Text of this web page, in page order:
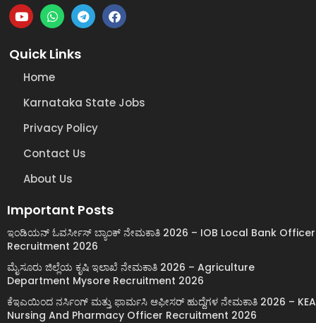
Quick Links
Home
Karnataka State Jobs
Privacy Policy
Contact Us
About Us
Important Posts
ಇಂಡಿಯನ್ ಓವರ್ಸೀಸ್ ಬ್ಯಾಂಕ್ ನೇಮಕಾತಿ 2026 – IOB Local Bank Officer
Recruitment 2026
ಮೈಸೂರು ಜಿಲ್ಲೆಯ ಕೃಷಿ ಇಲಾಖೆ ನೇಮಕಾತಿ 2026 – Agriculture
Department Mysore Recruitment 2026
ಕೆಇಎಯಿಂದ ನರ್ಸಿಂಗ್ ಮತ್ತು ಫಾರ್ಮಸಿ ಆಫೀಸರ್ ಹುದ್ದೆಗಳ ನೇಮಕಾತಿ 2026 – KEA
Nursing And Pharmacy Officer Recruitment 2026